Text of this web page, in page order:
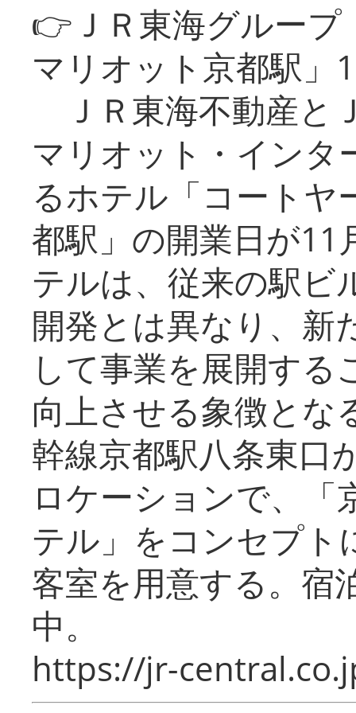
👉ＪＲ東海グルー
マリオット京都駅」
ＪＲ東海不動産と
マリオット・インタ
るホテル「コートヤ
都駅」の開業日が11
テルは、従来の駅ビ
開発とは異なり、新
して事業を展開する
向上させる象徴とな
幹線京都駅八条東口
ロケーションで、「
テル」をコンセプト
客室を用意する。宿
中。
https://jr-